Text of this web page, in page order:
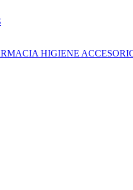
HIGIENE